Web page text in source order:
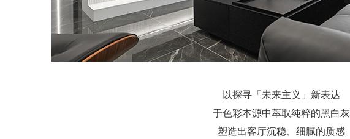
以探寻「未来主义」新表达
于色彩本源中萃取纯粹的黑白灰
塑造出客厅沉稳、细腻的质感